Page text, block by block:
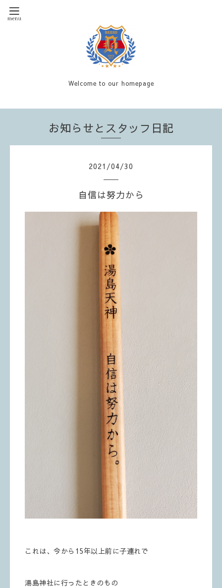
Welcome to our homepage
お知らせとスタッフ日記
2021 /04/30
自信は努力から
これは、今から15年以上前に子連れで
湯島神社に行ったときのもの